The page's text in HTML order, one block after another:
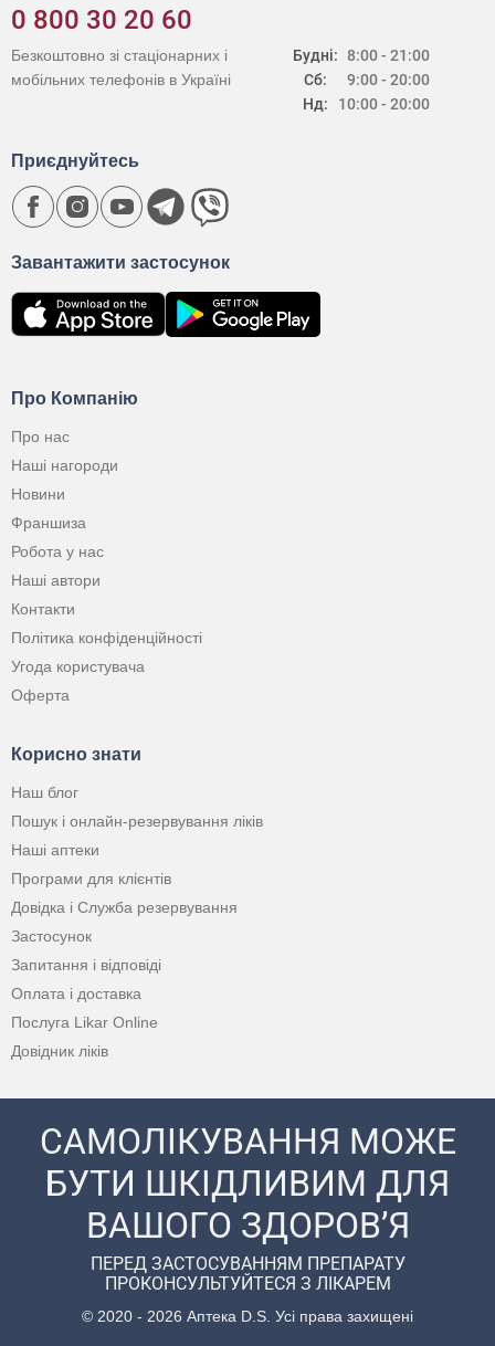
0 800 30 20 60
Будні:
Сб:
Нд:
8:00 - 21:00
9:00 - 20:00
10:00 - 20:00
Безкоштовно зі стаціонарних і
мобільних телефонів в Україні
Про Компанію
Про нас
Наші нагороди
Новини
Франшиза
Робота у нас
Наші автори
Контакти
Політика конфіденційності
Угода користувача
Оферта
Корисно знати
Наш блог
Пошук і онлайн-резервування ліків
Наші аптеки
Програми для клієнтів
Довідка і Служба резервування
Застосунок
Запитання і відповіді
Оплата і доставка
Послуга Likar Online
Довідник ліків
Завантажити застосунок
Приєднуйтесь
САМОЛІКУВАННЯ МОЖЕ
БУТИ ШКІДЛИВИМ ДЛЯ
ВАШОГО ЗДОРОВ’Я
ПЕРЕД ЗАСТОСУВАННЯМ ПРЕПАРАТУ
ПРОКОНСУЛЬТУЙТЕСЯ З ЛІКАРЕМ
© 2020 - 2026 Аптека D.S. Усі права захищені